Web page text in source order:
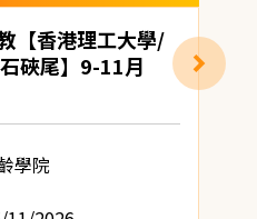
【香港理工大學/
硤尾】9-11月
學院